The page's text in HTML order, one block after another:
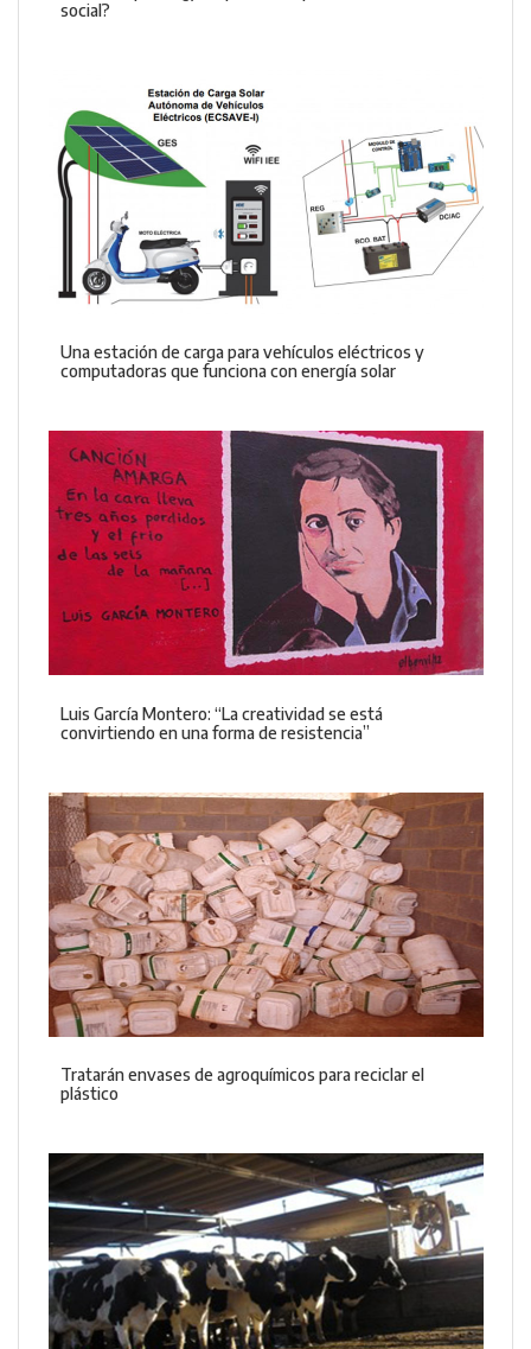
social?
Una estación de carga para vehículos eléctricos y
computadoras que funciona con energía solar
Luis García Montero: “La creatividad se está
convirtiendo en una forma de resistencia”
Tratarán envases de agroquímicos para reciclar el
plástico